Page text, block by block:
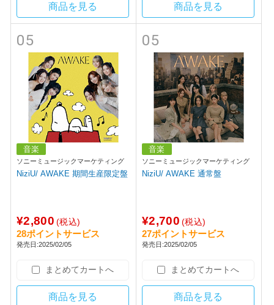
商品を見る 商品を見る
05
音楽
ソニーミュージックマーケティング
NiziU/ AWAKE 期間生産限定盤
¥2,800 (税込)
28ポイントサービス
発売日:2025/02/05
まとめてカートへ
商品を見る
05
音楽
ソニーミュージックマーケティング
NiziU/ AWAKE 通常盤
¥2,700 (税込)
27ポイントサービス
発売日:2025/02/05
まとめてカートへ
商品を見る